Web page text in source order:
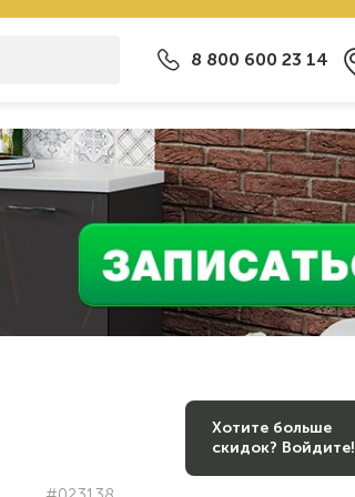
8 800 600 23 14
Хотите больше
скидок? Войдите!